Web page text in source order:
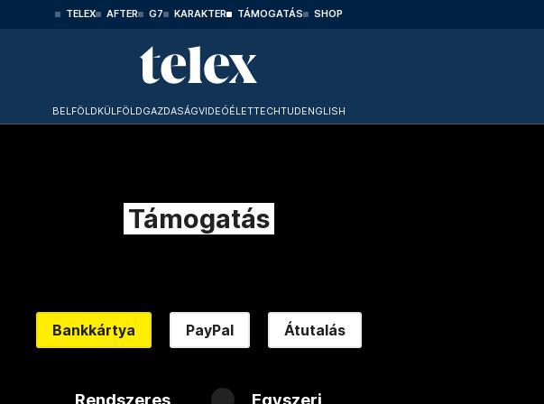
TELEX AFTER G7 KARAKTER TÁMOGATÁS SHOP
BELFÖLDKÜLFÖLDGAZDASÁGVIDEÓÉLETTECHTUDENGLISH
Támogatás
Bankkártya PayPal Átutalás
Rendszeres Egyszeri